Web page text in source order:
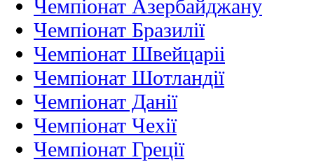
Чемпіонат Азербайджану
Чемпіонат Бразилії
Чемпіонат Швейцаріі
Чемпіонат Шотландії
Чемпіонат Данії
Чемпіонат Чехії
Чемпіонат Греції